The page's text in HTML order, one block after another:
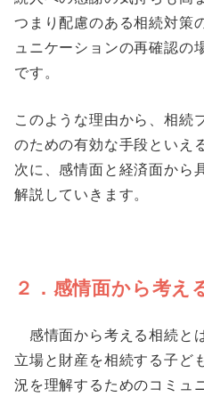
つまり配慮のある相続対策
ュニケーションの再確認の
です。
このような理由から、相続
のための有効な手段といえ
次に、感情面と経済面から
解説していきます。
２．感情面から考え
感情面から考える相続と
立場と財産を相続する子ど
況を理解するためのコミュ